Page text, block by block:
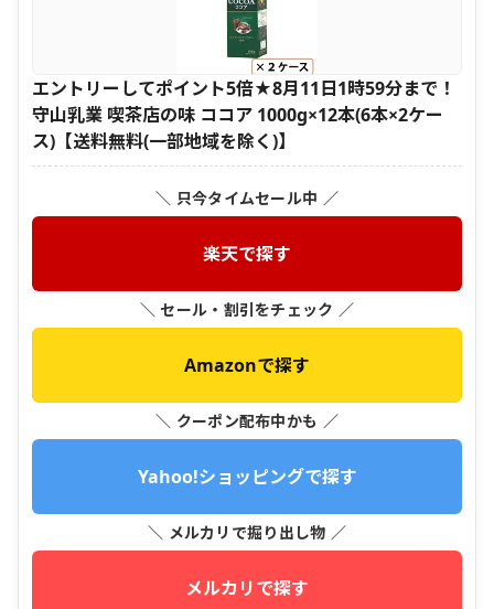
エントリーしてポイント5倍★8月11日1時59分まで！
守山乳業 喫茶店の味 ココア 1000g×12本(6本×2ケー
ス)【送料無料(一部地域を除く)】
＼ 只今タイムセール中 ／
楽天で探す
＼ セール・割引をチェック ／
Amazonで探す
＼ クーポン配布中かも ／
Yahoo!ショッピングで探す
＼ メルカリで掘り出し物 ／
メルカリで探す